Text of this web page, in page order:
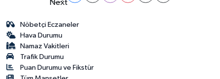
Nöbetçi Eczaneler
Hava Durumu
Namaz Vakitleri
Trafik Durumu
Puan Durumu ve Fikstür